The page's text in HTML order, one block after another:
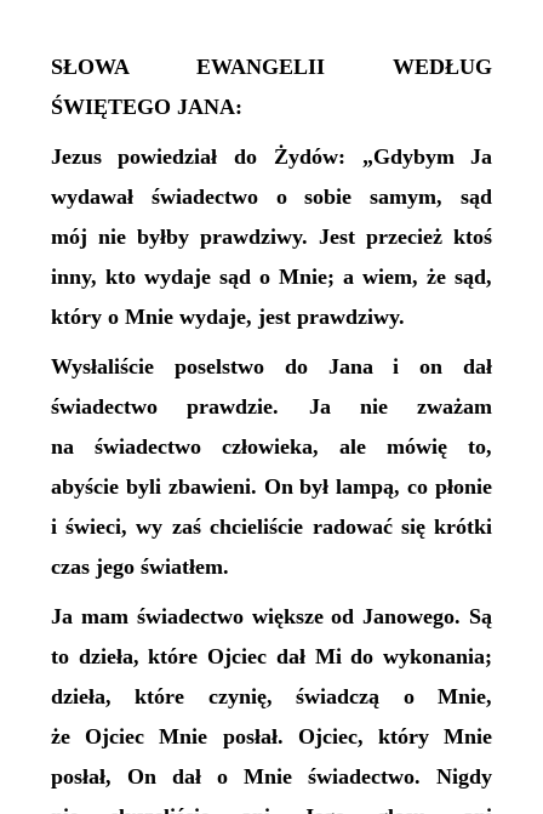
SŁOWA EWANGELII WEDŁUG
ŚWIĘTEGO JANA:
Jezus powiedział do Żydów: „Gdybym Ja
wydawał świadectwo o sobie samym, sąd
mój nie byłby prawdziwy. Jest przecież ktoś
inny, kto wydaje sąd o Mnie; a wiem, że sąd,
który o Mnie wydaje, jest prawdziwy.
Wysłaliście poselstwo do Jana i on dał
świadectwo prawdzie. Ja nie zważam
na świadectwo człowieka, ale mówię to,
abyście byli zbawieni. On był lampą, co płonie
i świeci, wy zaś chcieliście radować się krótki
czas jego światłem.
Ja mam świadectwo większe od Janowego. Są
to dzieła, które Ojciec dał Mi do wykonania;
dzieła, które czynię, świadczą o Mnie,
że Ojciec Mnie posłał. Ojciec, który Mnie
posłał, On dał o Mnie świadectwo. Nigdy